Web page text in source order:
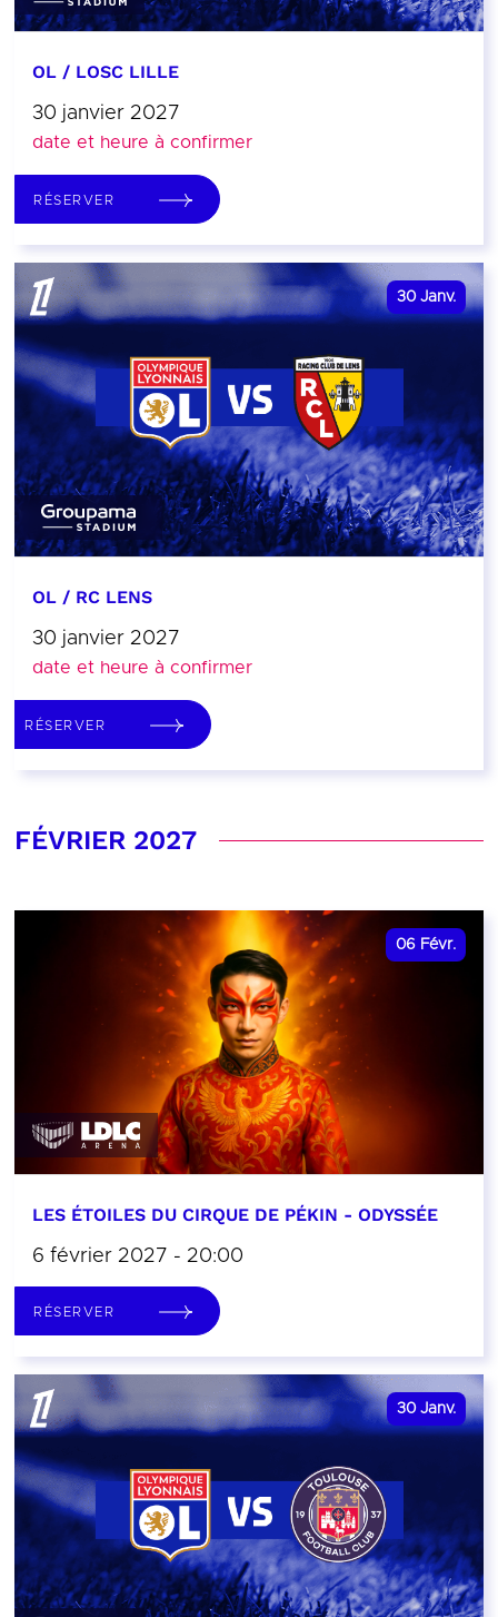
OL / LOSC LILLE
30 janvier 2027
date et heure à confirmer
RÉSERVER
30 Janv.
OL / RC LENS
30 janvier 2027
date et heure à confirmer
RÉSERVER
FÉVRIER 2027
06 Févr.
LES ÉTOILES DU CIRQUE DE PÉKIN - ODYSSÉE
6 février 2027 - 20:00
RÉSERVER
30 Janv.